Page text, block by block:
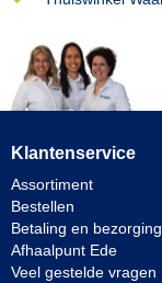
Klantenservice
Assortiment
Bestellen
Betaling en bezorging
Afhaalpunt Ede
Veel gestelde vragen